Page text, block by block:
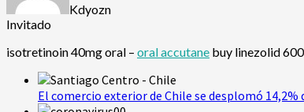
Kdyozn
Invitado
isotretinoin 40mg oral – oral accutane buy linezolid
El comercio exterior de Chile se desplomó